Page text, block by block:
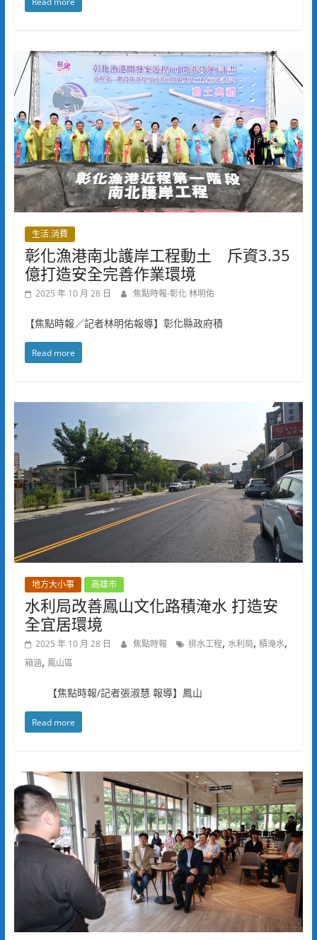
生活.消費
彰化漁港南北護岸工程動土 斥資3.35
億打造安全完善作業環境
2025 年 10 月 28 日 焦點時報-彰化 林明佑
【焦點時報／記者林明佑報導】彰化縣政府積
Read more
地方大小事 高雄市
水利局改善鳳山文化路積淹水 打造安
全宜居環境
2025 年 10 月 28 日 焦點時報 排水工程, 水利局, 積淹水,
箱涵, 鳳山區
【焦點時報/記者張淑慧 報導】鳳山
Read more